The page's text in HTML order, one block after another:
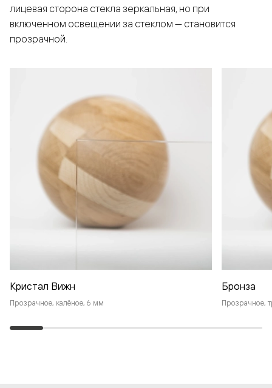
лицевая сторона стекла зеркальная, но при
включенном освещении за стеклом — становится
прозрачной.
Кристал Вижн
Прозрачное, калёное, 6 мм
Бронза
Прозрачное,